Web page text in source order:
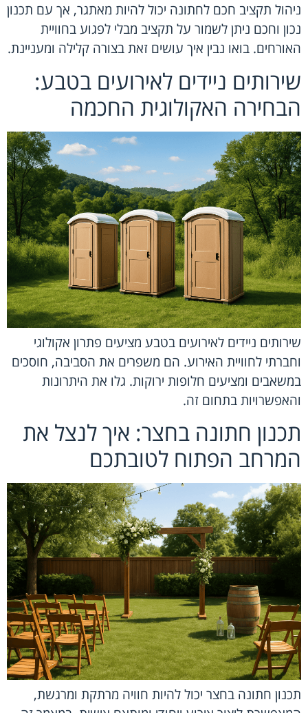
ניהול תקציב חכם לחתונה יכול להיות מאתגר, אך עם תכנון
נכון וחכם ניתן לשמור על תקציב מבלי לפגוע בחוויית
האורחים. בואו נבין איך עושים זאת בצורה קלילה ומעניינת.
שירותים ניידים לאירועים בטבע:
הבחירה האקולוגית החכמה
שירותים ניידים לאירועים בטבע מציעים פתרון אקולוגי
וחברתי לחוויית האירוע. הם משפרים את הסביבה, חוסכים
במשאבים ומציעים חלופות ירוקות. גלו את היתרונות
והאפשרויות בתחום זה.
תכנון חתונה בחצר: איך לנצל את
המרחב הפתוח לטובתכם
תכנון חתונה בחצר יכול להיות חוויה מרתקת ומרגשת,